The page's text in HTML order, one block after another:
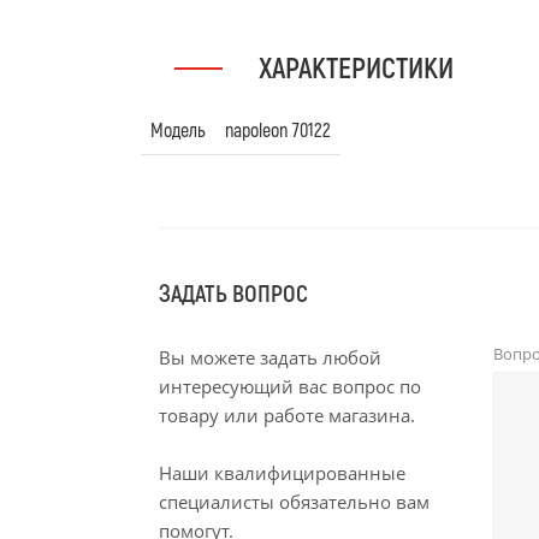
ХАРАКТЕРИСТИКИ
Модель napoleon 70122
ЗАДАТЬ ВОПРОС
Вы можете задать любой
интересующий вас вопрос по
товару или работе магазина.
Наши квалифицированные
специалисты обязательно вам
помогут.